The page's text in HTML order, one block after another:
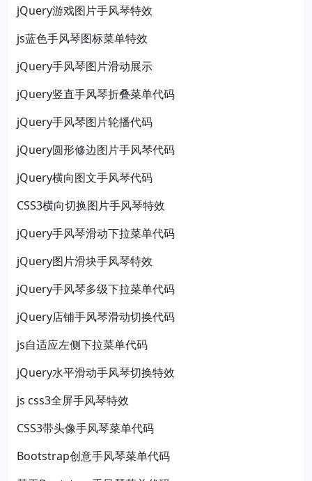
jQuery游戏图片手风琴特效
js蓝色手风琴图标菜单特效
jQuery手风琴图片滑动展示
jQuery竖直手风琴折叠菜单代码
jQuery手风琴图片轮播代码
jQuery圆形修边图片手风琴代码
jQuery横向图文手风琴代码
CSS3横向切换图片手风琴特效
jQuery手风琴滑动下拉菜单代码
jQuery图片滑块手风琴特效
jQuery手风琴多级下拉菜单代码
jQuery店铺手风琴滑动切换代码
js自适应左侧下拉菜单代码
jQuery水平滑动手风琴切换特效
js css3全屏手风琴特效
CSS3带头像手风琴菜单代码
Bootstrap创意手风琴菜单代码